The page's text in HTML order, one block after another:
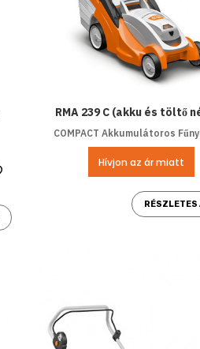
Kedvencekhez ad
RMA 239 C (akku és töltő
COMPACT Akkumulátoros
Hívjon az ár miatt
RÉSZLETES